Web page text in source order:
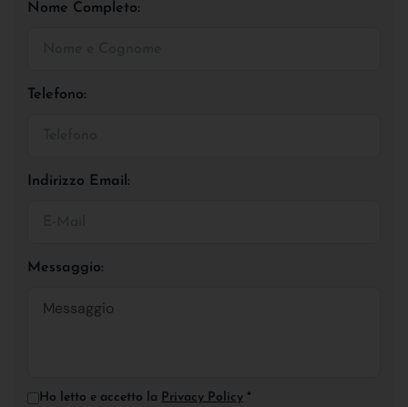
Nome Completo:
Telefono:
Indirizzo Email:
Messaggio:
Ho letto e accetto la Privacy Policy *